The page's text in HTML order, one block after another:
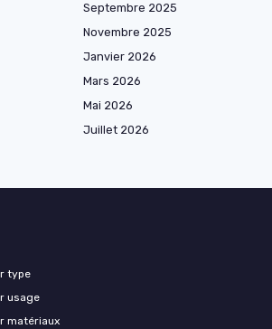
Septembre 2025
Novembre 2025
Janvier 2026
Mars 2026
Mai 2026
Juillet 2026
type
usage
matériaux